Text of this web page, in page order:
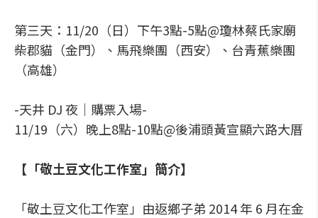
第三天：11/20（日）下午3點-5點@瓊林蔡氏家廟
柴郡貓（金門）、馬飛樂團（西安）、台青蕉樂團
（高雄）
-天井 DJ 夜｜購票入場-
11/19（六）晚上8點-10點@後浦頭黃宣顯六路大厝
【「敬土豆文化工作室」簡介】
「敬土豆文化工作室」由返鄉子弟 2014 年 6 月在金